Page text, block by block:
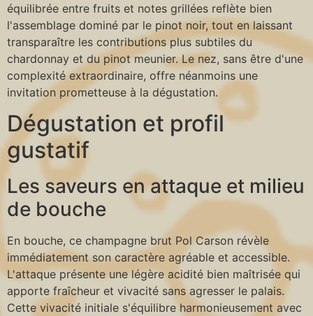
équilibrée entre fruits et notes grillées reflète bien
l'assemblage dominé par le pinot noir, tout en laissant
transparaître les contributions plus subtiles du
chardonnay et du pinot meunier. Le nez, sans être d'une
complexité extraordinaire, offre néanmoins une
invitation prometteuse à la dégustation.
Dégustation et profil
gustatif
Les saveurs en attaque et milieu
de bouche
En bouche, ce champagne brut Pol Carson révèle
immédiatement son caractère agréable et accessible.
L'attaque présente une légère acidité bien maîtrisée qui
apporte fraîcheur et vivacité sans agresser le palais.
Cette vivacité initiale s'équilibre harmonieusement avec